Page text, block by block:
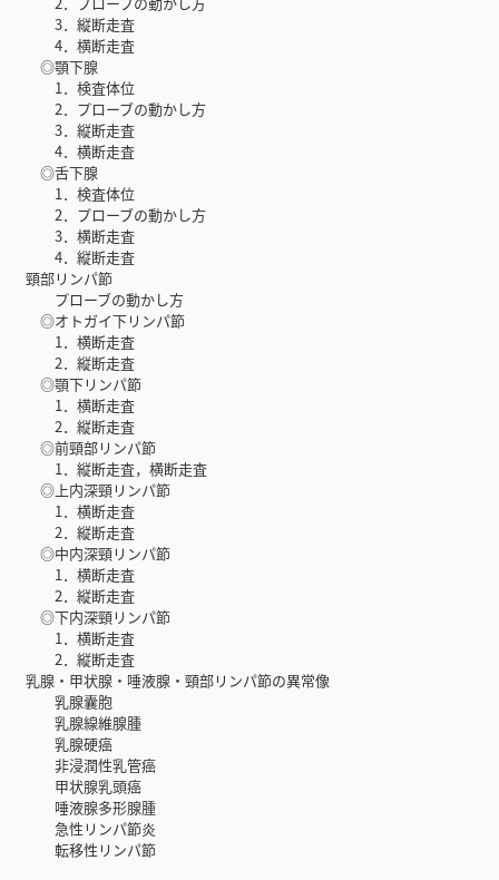
3．縦断走査
4．横断走査
◎顎下腺
1．検査体位
2．プローブの動かし方
3．縦断走査
4．横断走査
◎舌下腺
1．検査体位
2．プローブの動かし方
3．横断走査
4．縦断走査
頸部リンパ節
プローブの動かし方
◎オトガイ下リンパ節
1．横断走査
2．縦断走査
◎顎下リンパ節
1．横断走査
2．縦断走査
◎前頸部リンパ節
1．縦断走査，横断走査
◎上内深頸リンパ節
1．横断走査
2．縦断走査
◎中内深頸リンパ節
1．横断走査
2．縦断走査
◎下内深頸リンパ節
1．横断走査
2．縦断走査
乳腺・甲状腺・唾液腺・頸部リンパ節の異常像
乳腺囊胞
乳腺線維腺腫
乳腺硬癌
非浸潤性乳管癌
甲状腺乳頭癌
唾液腺多形腺腫
急性リンパ節炎
転移性リンパ節